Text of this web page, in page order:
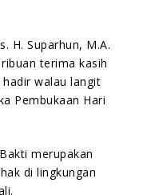
H. Suparhun, M.A.
terima kasih
walau langit
Pembukaan Hari
merupakan
di lingkungan